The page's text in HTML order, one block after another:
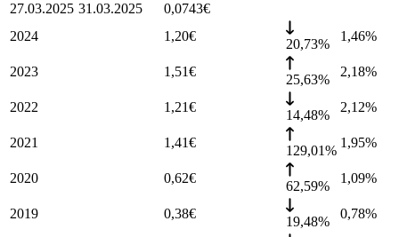
27.03.2025 31.03.2025 0,0743€
2024
1,20€
20,73%
1,46%
2023 1,51€
25,63%
2,18%
2022 1,21€
14,48%
2,12%
2021 1,41€
129,01%
1,95%
2020 0,62€
62,59%
1,09%
2019 0,38€
19,48%
0,78%